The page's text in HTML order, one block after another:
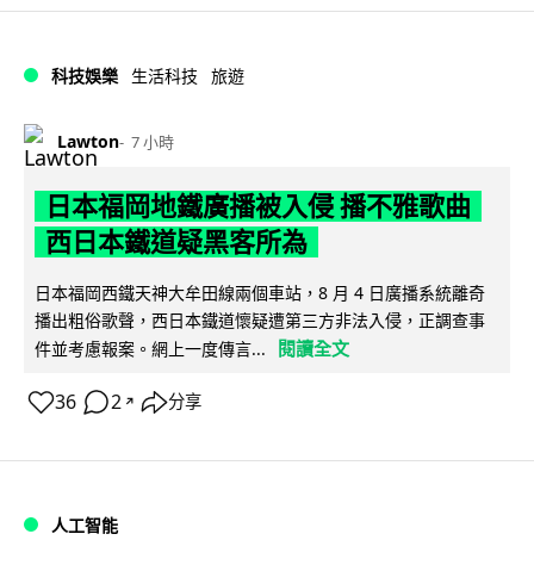
科技娛樂 生活科技 旅遊
Lawton 7 小時
日本福岡地鐵廣播被入侵 播不雅歌曲
西日本鐵道疑黑客所為
日本福岡西鐵天神大牟田線兩個車站，8 月 4 日廣播系統離奇
播出粗俗歌聲，西日本鐵道懷疑遭第三方非法入侵，正調查事
件並考慮報案。網上一度傳言...
閱讀全文
36 2 ↗ 分享
人工智能